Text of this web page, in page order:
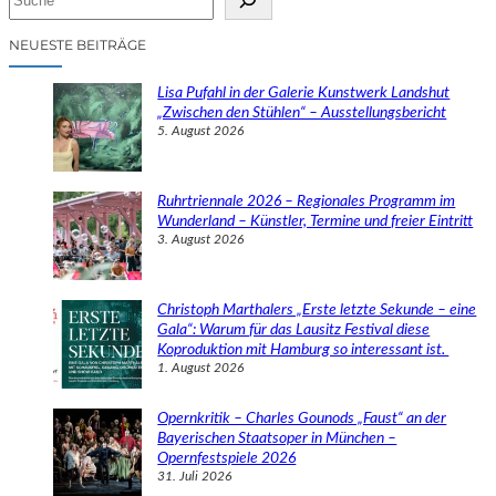
cNEUESTE BEITRÄGE
Lisa Pufahl in der Galerie Kunstwerk Landshut
„Zwischen den Stühlen“ – Ausstellungsbericht
5. August 2026
Ruhrtriennale 2026 – Regionales Programm im
Wunderland – Künstler, Termine und freier Eintritt
3. August 2026
Christoph Marthalers „Erste letzte Sekunde – eine
Gala“: Warum für das Lausitz Festival diese
Koproduktion mit Hamburg so interessant ist.
1. August 2026
Opernkritik – Charles Gounods „Faust“ an der
Bayerischen Staatsoper in München –
Opernfestspiele 2026
31. Juli 2026